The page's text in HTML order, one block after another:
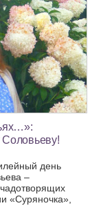
день
–
«Суряночка»,